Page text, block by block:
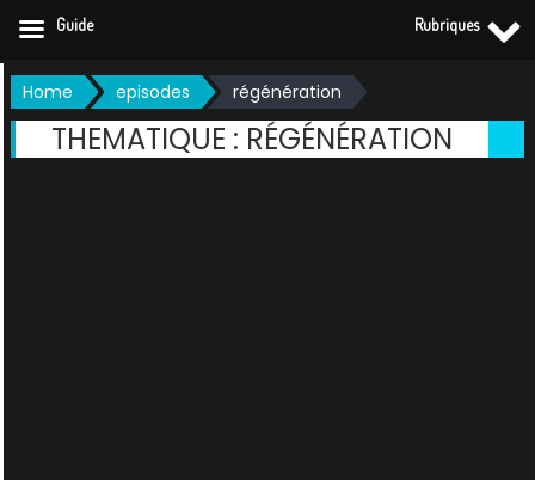
Skip
to
content
Home episodes régénération
THEMATIQUE : RÉGÉNÉRATION
Guide Rubriques